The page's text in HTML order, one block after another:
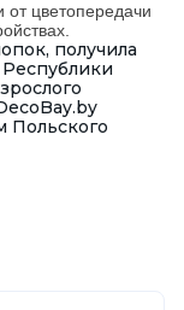
от цветопередачи
получила
Польского